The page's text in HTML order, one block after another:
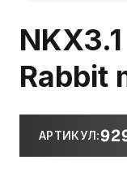
Rabbit
АРТИКУЛ: